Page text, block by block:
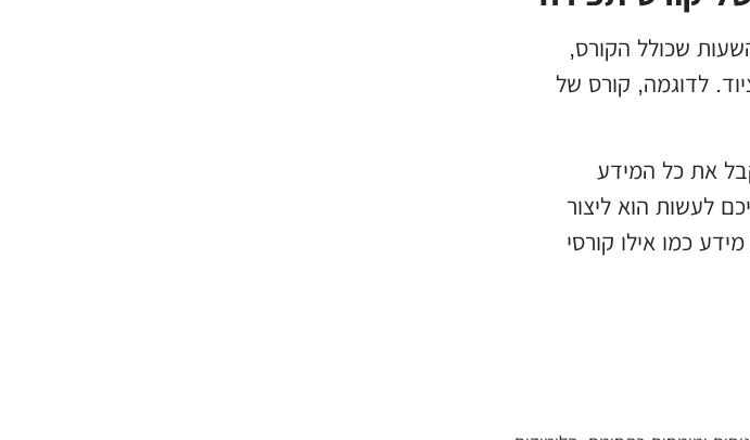
שכולל הקורס,
לדוגמה, קורס של
את כל המידע
לעשות הוא ליצור
כמו אילו קורסי